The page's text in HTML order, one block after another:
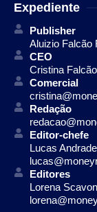
Expediente
Publisher
Aluizio Falcão
CEO
Cristina Falcão
Comercial
Redação
Editor-chefe
Lucas Andrade
Editores
Lorena